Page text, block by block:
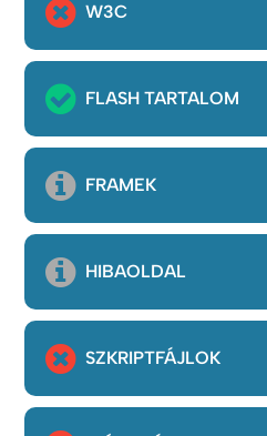
W3C
FLASH TARTALOM
FRAMEK
HIBAOLDAL
SZKRIPTFÁJLOK